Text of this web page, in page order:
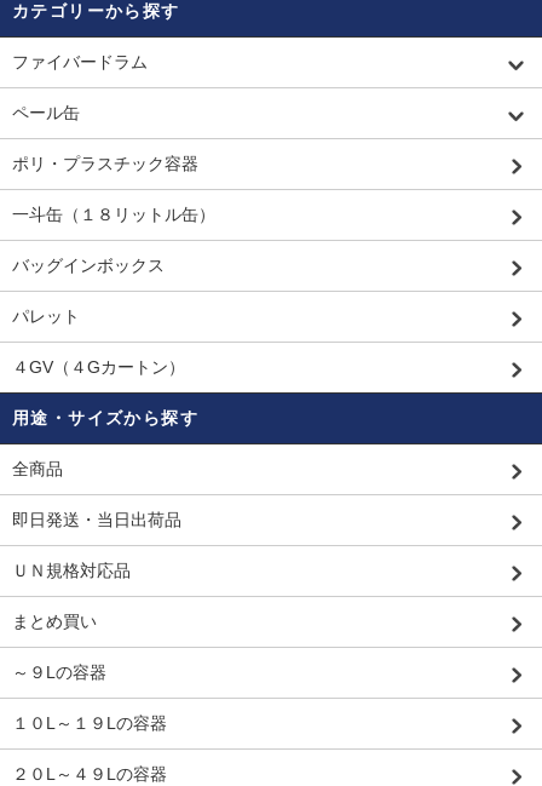
カテゴリーから探す
ファイバードラム
ペール缶
ポリ・プラスチック容器
一斗缶（１８リットル缶）
バッグインボックス
パレット
４GV（４Gカートン）
用途・サイズから探す
全商品
即日発送・当日出荷品
ＵＮ規格対応品
まとめ買い
～９Lの容器
１０L～１９Lの容器
２０L～４９Lの容器